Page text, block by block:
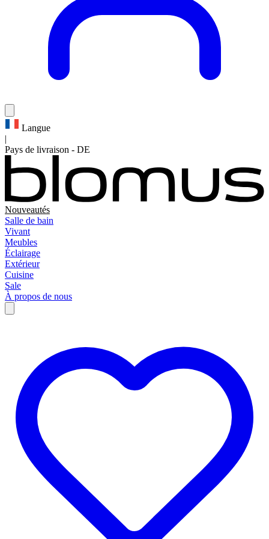
Langue
|
Pays de livraison - DE
Nouveautés
Salle de bain
Vivant
Meubles
Éclairage
Extérieur
Cuisine
Sale
À propos de nous